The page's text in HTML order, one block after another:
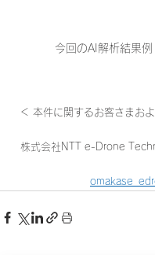
今回のAI解析結果例
＜ 本件に関するお客さまお
株式会社NTT e-Drone